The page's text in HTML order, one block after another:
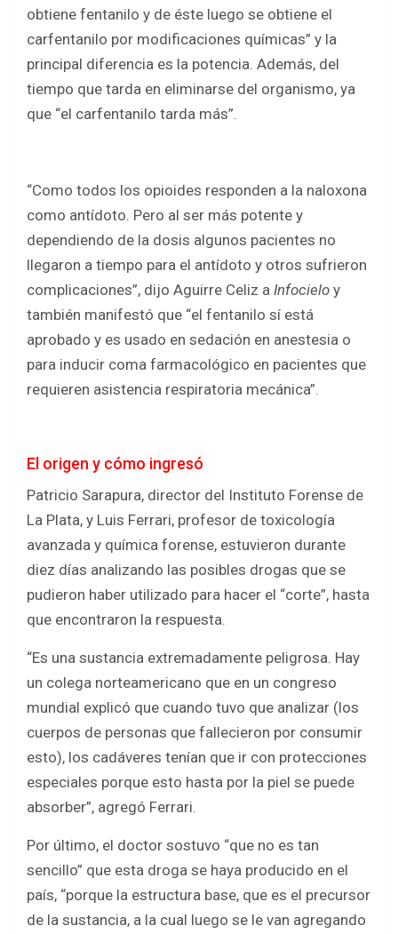
obtiene fentanilo y de éste luego se obtiene el
carfentanilo por modificaciones químicas” y la
principal diferencia es la potencia. Además, del
tiempo que tarda en eliminarse del organismo, ya
que “el carfentanilo tarda más”.
“Como todos los opioides responden a la naloxona
como antídoto. Pero al ser más potente y
dependiendo de la dosis algunos pacientes no
llegaron a tiempo para el antídoto y otros sufrieron
complicaciones”, dijo Aguirre Celiz a Infocielo y
también manifestó que “el fentanilo sí está
aprobado y es usado en sedación en anestesia o
para inducir coma farmacológico en pacientes que
requieren asistencia respiratoria mecánica”.
El origen y cómo ingresó
Patricio Sarapura, director del Instituto Forense de
La Plata, y Luis Ferrari, profesor de toxicología
avanzada y química forense, estuvieron durante
diez días analizando las posibles drogas que se
pudieron haber utilizado para hacer el “corte”, hasta
que encontraron la respuesta.
“Es una sustancia extremadamente peligrosa. Hay
un colega norteamericano que en un congreso
mundial explicó que cuando tuvo que analizar (los
cuerpos de personas que fallecieron por consumir
esto), los cadáveres tenían que ir con protecciones
especiales porque esto hasta por la piel se puede
absorber”, agregó Ferrari.
Por último, el doctor sostuvo “que no es tan
sencillo” que esta droga se haya producido en el
país, “porque la estructura base, que es el precursor
de la sustancia, a la cual luego se le van agregando